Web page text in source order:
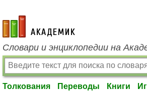
academic.ru
Словари и энциклопедии на
Толкования Переводы Книги